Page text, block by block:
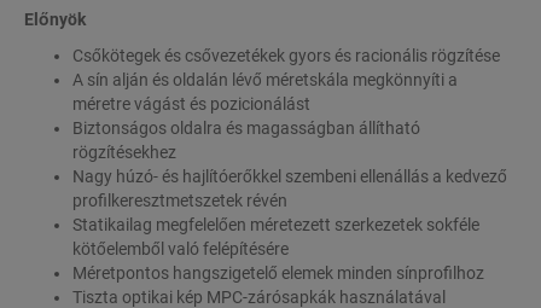
Előnyök
Csőkötegek és csővezetékek gyors és racionális rögzítése
A sín alján és oldalán lévő méretskála megkönnyíti a
méretre vágást és pozicionálást
Biztonságos oldalra és magasságban állítható
rögzítésekhez
Nagy húzó- és hajlítóerőkkel szembeni ellenállás a kedvező
profilkeresztmetszetek révén
Statikailag megfelelően méretezett szerkezetek sokféle
kötőelemből való felépítésére
Méretpontos hangszigetelő elemek minden sínprofilhoz
Tiszta optikai kép MPC-zárósapkák használatával